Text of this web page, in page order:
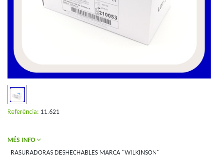
Referència: 11.621
MÉS INFO
RASURADORAS DESHECHABLES MARCA "WILKINSON"